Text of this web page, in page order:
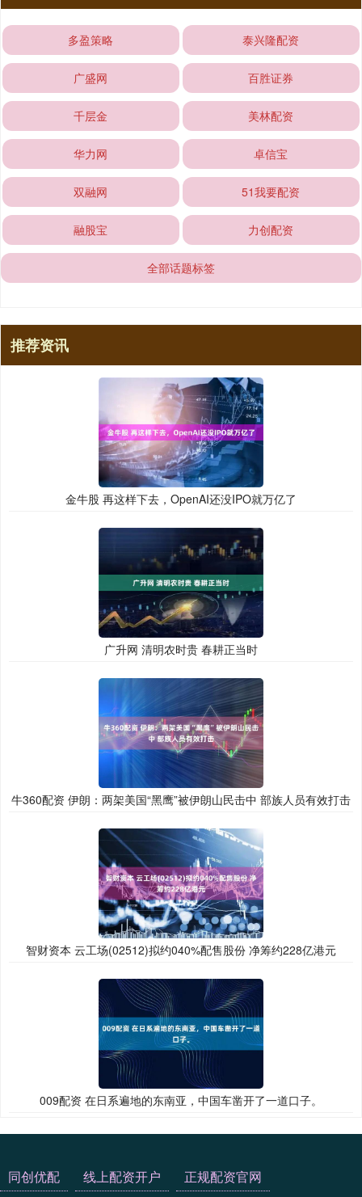
多盈策略 泰兴隆配资
广盛网 百胜证券
千层金 美林配资
华力网 卓信宝
双融网 51我要配资
融股宝 力创配资
全部话题标签
推荐资讯
金牛股 再这样下去，OpenAI还没IPO就万亿了
广升网 清明农时贵 春耕正当时
牛360配资 伊朗：两架美国“黑鹰”被伊朗山民击中 部族人员有效打击
智财资本 云工场(02512)拟约040%配售股份 净筹约228亿港元
009配资 在日系遍地的东南亚，中国车凿开了一道口子。
同创优配 线上配资开户
正规配资官网